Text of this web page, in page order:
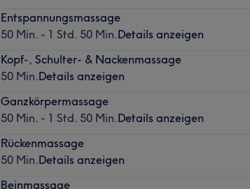
Entspannungsmassage
50 Min. - 1 Std. 50 Min.Details anzeigen
Kopf-, Schulter- & Nackenmassage
50 Min.Details anzeigen
Ganzkörpermassage
50 Min. - 1 Std. 50 Min.Details anzeigen
Rückenmassage
50 Min.Details anzeigen
Beinmassage